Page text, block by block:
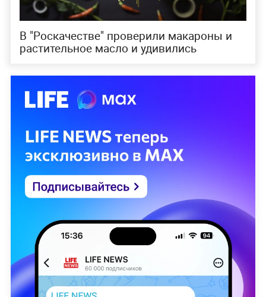
В "Роскачестве" проверили макароны и
растительное масло и удивились